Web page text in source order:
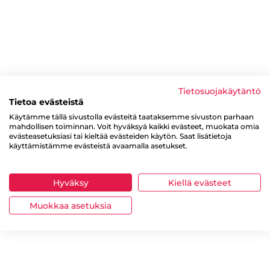
Tietosuojakäytäntö
Tietoa evästeistä
Käytämme tällä sivustolla evästeitä taataksemme sivuston parhaan
mahdollisen toiminnan. Voit hyväksyä kaikki evästeet, muokata omia
evästeasetuksiasi tai kieltää evästeiden käytön. Saat lisätietoja
käyttämistämme evästeistä avaamalla asetukset.
Hyväksy Kiellä evästeet
Muokkaa asetuksia